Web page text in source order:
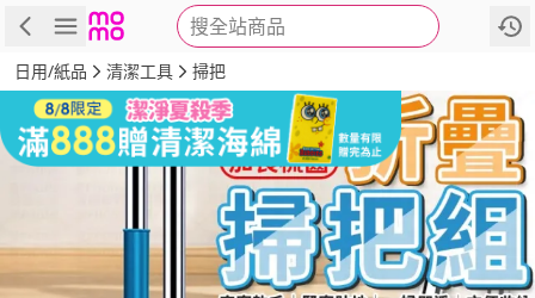
搜全站商品
商品 評價 詳情
日用/紙品 清潔工具 掃把